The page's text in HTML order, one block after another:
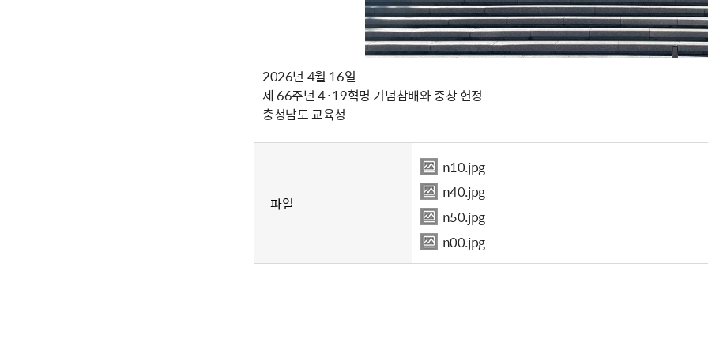
2026년 4월 16일
제 66주년 4·19혁명 기념참배와 중창 헌정
충청남도 교육청
파일
n10.jpg
n40.jpg
n50.jpg
n00.jpg